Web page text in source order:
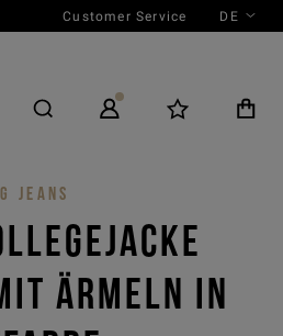
Customer Service DE
JEANS
A
ÄRMELN IN K